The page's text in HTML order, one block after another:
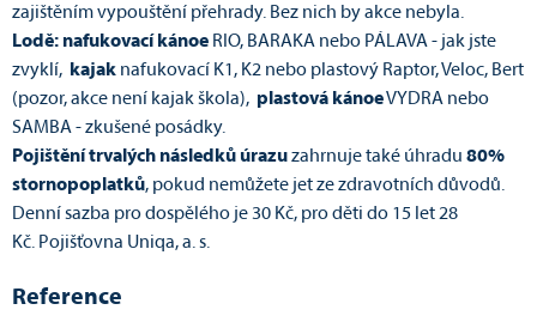
zajištěním vypouštění přehrady. Bez nich by akce nebyla.
Lodě: nafukovací kánoe RIO, BARAKA nebo PÁLAVA - jak jste
zvyklí, kajak nafukovací K1, K2 nebo plastový Raptor, Veloc, Bert
(pozor, akce není kajak škola), plastová kánoeVYDRA nebo
SAMBA - zkušené posádky.
Pojištění trvalých následků úrazuzahrnuje také úhradu 80%
stornopoplatků, pokud nemůžete jet ze zdravotních důvodů.
Denní sazba pro dospělého je 30 Kč, pro děti do 15 let 28
Kč. Pojišťovna Uniqa, a. s.
Reference